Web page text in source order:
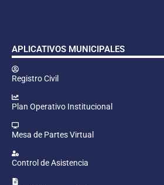
APLICATIVOS MUNICIPALES
Registro Civil
Plan Operativo Institucional
Mesa de Partes Virtual
Control de Asistencia